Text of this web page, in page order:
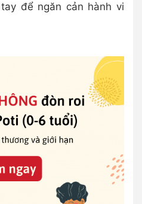
để ngăn cản hành vi